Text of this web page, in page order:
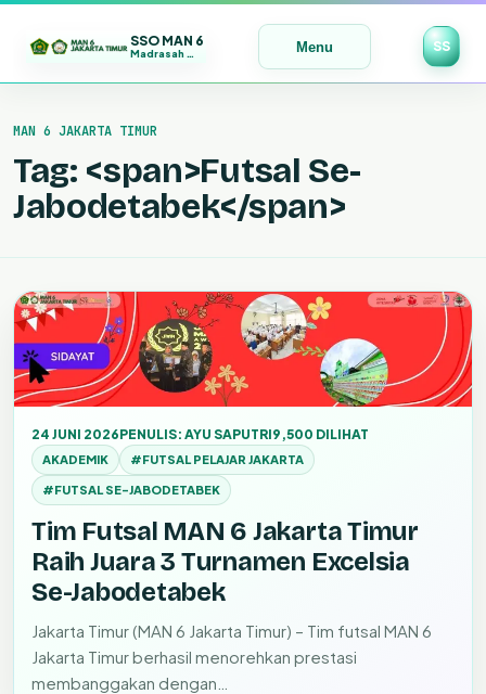
SSO MAN 6
Madrasah Maju | Bermutu | Mendunia Menu SS
keMAN 6 JAKARTA TIMUR
Tag: <span>Futsal Se-
Jabodetabek</span>
24 JUNI 2026PENULIS: AYU SAPUTRI9,500 DILIHAT
AKADEMIK #FUTSAL PELAJAR JAKARTA
#FUTSAL SE-JABODETABEK
Tim Futsal MAN 6 Jakarta Timur
Raih Juara 3 Turnamen Excelsia
Se-Jabodetabek
Jakarta Timur (MAN 6 Jakarta Timur) – Tim futsal MAN 6
Jakarta Timur berhasil menorehkan prestasi
membanggakan dengan…